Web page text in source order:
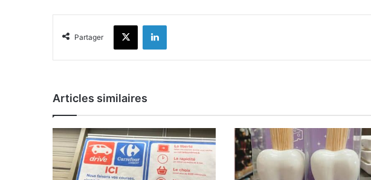
Partager
X Linkedin
Articles similaires